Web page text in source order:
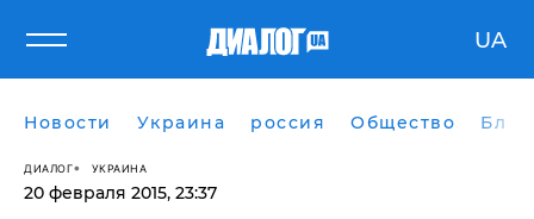
UA
Новости Украина россия Общество
ДИАЛОГ УКРАИНА
20 февраля 2015, 23:37